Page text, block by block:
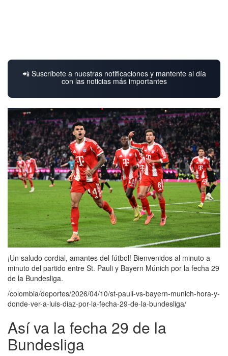
📲 Suscríbete a nuestras notificaciones y mantente al día
con las noticias más importantes
¡Un saludo cordial, amantes del fútbol! Bienvenidos al minuto a
minuto del partido entre St. Pauli y Bayern Múnich por la fecha 29
de la Bundesliga.
/colombia/deportes/2026/04/10/st-pauli-vs-bayern-munich-hora-y-
donde-ver-a-luis-diaz-por-la-fecha-29-de-la-bundesliga/
Así va la fecha 29 de la
Bundesliga